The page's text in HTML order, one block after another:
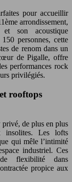
pour accueillir
arrondissement,
son acoustique
personnes, cette
de renom dans un
de Pigalle, offre
performances rock
privilégiés.
rooftops
privé, de plus en plus
insolites. Les lofts
qui mêle l’intimité
industriel. Ces
flexibilité dans
propice aux